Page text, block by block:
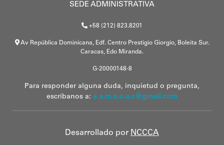
SEDE ADMINISTRATIVA
+58 (212) 823.8201
Av República Dominicana, Edf. Centro Prestigio Giorgio, Boleita Sur.
Caracas, Edo Miranda.
G-20000148-8
Para responder alguna duda, inquietud o pregunta,
escríbanos a: a a.m.s.o.a.c@gmail.com
Desarrollado por NCCCA